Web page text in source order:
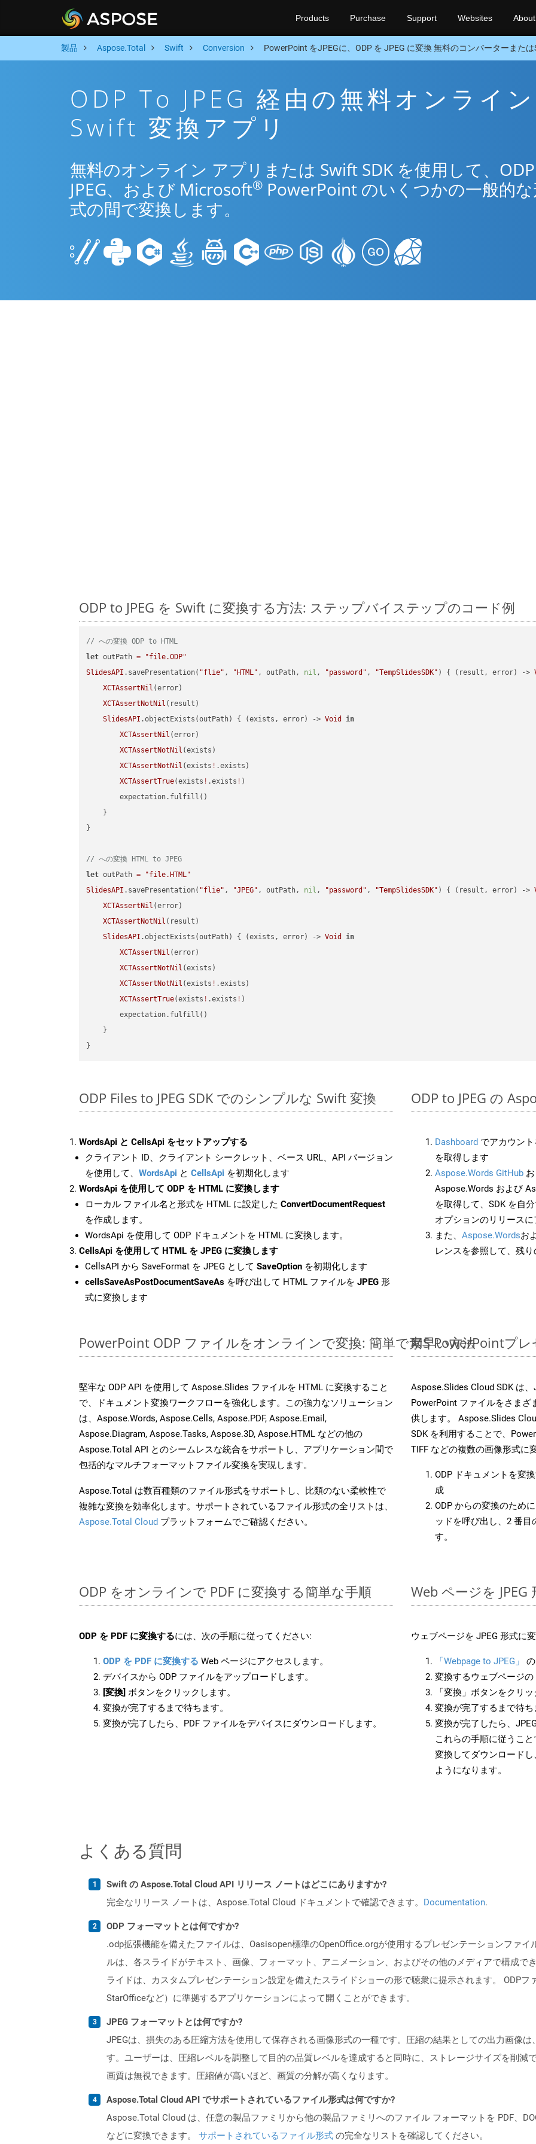
Products Purchase Support Websites About
製品 Aspose.Total Swift Conversion PowerPoint をJPEGに、ODP を JPEG に変換 無料のコンバーターまた
ODP To JPEG 経由の無料オンライン
Swift 変換アプリ
無料のオンライン アプリまたは Swift SDK を使用して、ODP
JPEG、および Microsoft® PowerPoint のいくつかの一般的
式の間で変換します。
ODP to JPEG を Swift に変換する方法: ステップバイステップのコード例
// への変換 ODP to HTML
let outPath =
"file.ODP"
SlidesAPI .savePresentation( "flie" , "HTML" , outPath, nil , "password" , "TempSlidesSDK" ) { (result, error) ->
XCTAssertNil (error)
XCTAssertNotNil (result)
SlidesAPI .objectExists(outPath) { (exists, error) -> Void
in
XCTAssertNil (error)
XCTAssertNotNil (exists)
XCTAssertNotNil (exists ! .exists)
XCTAssertTrue(exists ! .exists ! )
        expectation.fulfill()
    }
}
// への変換 HTML to JPEG
let outPath =
"file.HTML"
SlidesAPI .savePresentation( "flie" , "JPEG" , outPath, nil , "password" , "TempSlidesSDK" ) { (result, error) ->
XCTAssertNil (error)
XCTAssertNotNil (result)
SlidesAPI .objectExists(outPath) { (exists, error) -> Void
in
XCTAssertNil (error)
XCTAssertNotNil (exists)
XCTAssertNotNil (exists ! .exists)
XCTAssertTrue(exists ! .exists ! )
        expectation.fulfill()
    }
ODP Files to JPEG SDK でのシンプルな Swift 変換
WordsApi と CellsApi をセットアップする
クライアント ID、クライアント シークレット、ベース URL、API バージョン
を使用して、 WordsApi と CellsApi を初期化します
WordsApi を使用して ODP を HTML に変換します
ローカル ファイル名と形式を HTML に設定した ConvertDocumentRequest
を作成します。
WordsApi を使用して ODP ドキュメントを HTML に変換します。
CellsApi を使用して HTML を JPEG に変換します
CellsAPI から SaveFormat を JPEG として SaveOption を初期化します
cellsSaveAsPostDocumentSaveAs を呼び出して HTML ファイルを JPEG 形
式に変換します
ODP to JPEG の
Dashboard でアカウン
を取得します
Aspose.Words GitHub
Aspose.Words および
を取得して、SDK を自
オプションのリリースに
また、 Aspose.Wordsお
レンスを参照して、残
PowerPoint ODP ファイルをオンラインで変換: 簡単で素早い方法
堅牢な ODP API を使用して Aspose.Slides ファイルを HTML に変換すること
で、ドキュメント変換ワークフローを強化します。この強力なソリューション
は、Aspose.Words, Aspose.Cells, Aspose.PDF, Aspose.Email,
Aspose.Diagram, Aspose.Tasks, Aspose.3D, Aspose.HTML などの他の
Aspose.Total API とのシームレスな統合をサポートし、アプリケーション間で
包括的なマルチフォーマットファイル変換を実現します。
Aspose.Total は数百種類のファイル形式をサポートし、比類のない柔軟性で
複雑な変換を効率化します。サポートされているファイル形式の全リストは、
Aspose.Total Cloud プラットフォームでご確認ください。
MS PowerPointプ
Aspose.Slides Cloud SDK は
PowerPoint ファイルをさまざ
供します。 Aspose.Slides
SDK を利用することで、
TIFF などの複数の画像形式に
ODP ドキュメントを変
成
ODP からの変換のため
ッドを呼び出し、2 番
す。
ODP をオンラインで PDF に変換する簡単な手順
ODP を PDF に変換するには、次の手順に従ってください:
ODP を PDF に変換する Web ページにアクセスします。
デバイスから ODP ファイルをアップロードします。
[変換] ボタンをクリックします。
変換が完了するまで待ちます。
変換が完了したら、PDF ファイルをデバイスにダウンロードします。
Web ページを
ウェブページを JPEG 形式に
「Webpage to JPEG」
変換するウェブページの
「変換」ボタンをクリ
変換が完了するまで待ち
変換が完了したら、
これらの手順に従うこ
変換してダウンロード
ようになります。
よくある質問
Swift の Aspose.Total Cloud API リリース ノートはどこにありますか?
完全なリリース ノートは、Aspose.Total Cloud ドキュメントで確認できます。 Documentation.
ODP フォーマットとは何ですか?
.odp拡張機能を備えたファイルは、Oasisopen標準のOpenOffice.orgが使用するプレゼンテーションファ
ルは、各スライドがテキスト、画像、フォーマット、アニメーション、およびその他のメディアで構成で
ライドは、カスタムプレゼンテーション設定を備えたスライドショーの形で聴衆に提示されます。 ODPフ
StarOfficeなど）に準拠するアプリケーションによって開くことができます。
JPEG フォーマットとは何ですか?
JPEGは、損失のある圧縮方法を使用して保存される画像形式の一種です。圧縮の結果としての出力画像
す。ユーザーは、圧縮レベルを調整して目的の品質レベルを達成すると同時に、ストレージサイズを削減
画質は無視できます。圧縮値が高いほど、画質の分解が高くなります。
Aspose.Total Cloud API でサポートされているファイル形式は何ですか?
Aspose.Total Cloud は、任意の製品ファミリから他の製品ファミリへのファイル フォーマットを PDF、
などに変換できます。 サポートされているファイル形式 の完全なリストを確認してください。